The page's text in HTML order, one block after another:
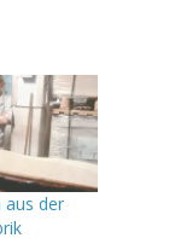
aus der